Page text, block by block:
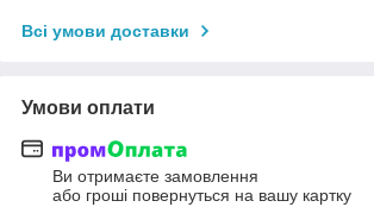
Всі умови доставки
Умови оплати
Ви отримаєте замовлення
або гроші повернуться на вашу картку